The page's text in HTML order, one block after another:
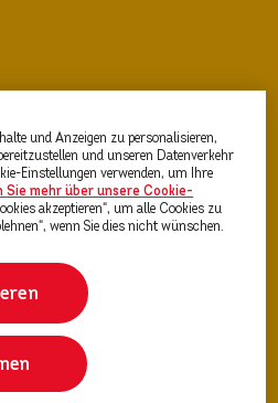
und Anzeigen zu personalisieren,
und unseren Datenverkehr
Einstellungen verwenden, um Ihre
Sie mehr über unsere Cookie-
akzeptieren“, um alle Cookies zu
wenn Sie dies nicht wünschen.